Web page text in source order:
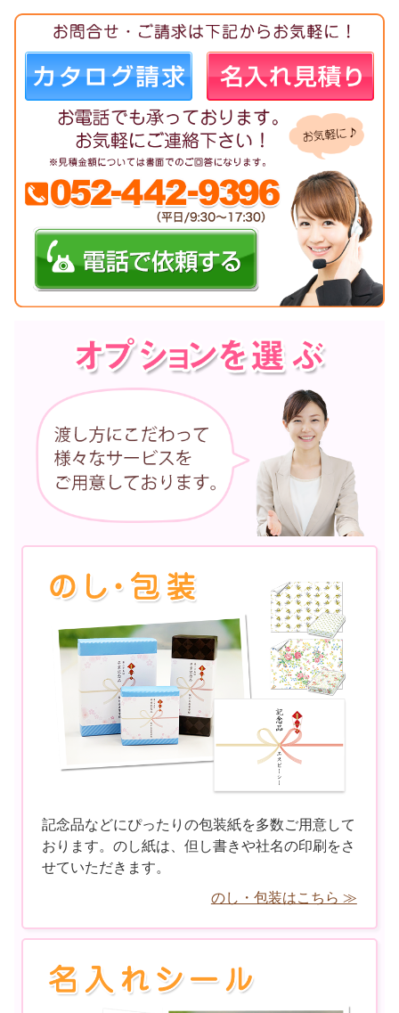
記念品などにぴったりの包装紙を多数ご用意して
おります。のし紙は、但し書きや社名の印刷をさ
せていただきます。
のし・包装はこちら ≫